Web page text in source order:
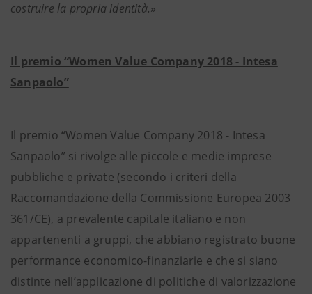
costruire la propria identità.»
Il premio “Women Value Company 2018 - Intesa
Sanpaolo”
Il premio “Women Value Company 2018 - Intesa
Sanpaolo” si rivolge alle piccole e medie imprese
pubbliche e private (secondo i criteri della
Raccomandazione della Commissione Europea 2003
361/CE), a prevalente capitale italiano e non
appartenenti a gruppi, che abbiano registrato buone
performance economico-finanziarie e che si siano
distinte nell’applicazione di politiche di valorizzazione